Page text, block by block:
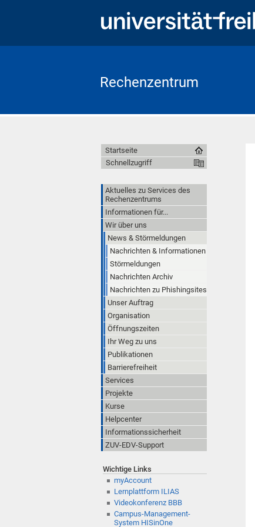
Rechenzentrum
Startseite
Schnellzugriff
Aktuelles zu Services des
Rechenzentrums
Informationen für...
Wir über uns
News & Störmeldungen
Nachrichten & Informationen
Störmeldungen
Nachrichten Archiv
Nachrichten zu Phishingsites
Unser Auftrag
Organisation
Öffnungszeiten
Ihr Weg zu uns
Publikationen
Barrierefreiheit
Services
Projekte
Kurse
Helpcenter
Informationssicherheit
ZUV-EDV-Support
Wichtige Links
myAccount
Lernplattform ILIAS
Videokonferenz BBB
Campus-Management-
System HISinOne